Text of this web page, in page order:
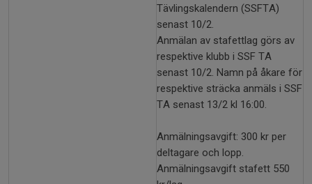
Tävlingskalendern (SSFTA)
senast 10/2.
Anmälan av stafettlag görs av
respektive klubb i SSF TA
senast 10/2. Namn på åkare för
respektive sträcka anmäls i SSF
TA senast 13/2 kl 16:00.
Anmälningsavgift: 300 kr per
deltagare och lopp.
Anmälningsavgift stafett 550